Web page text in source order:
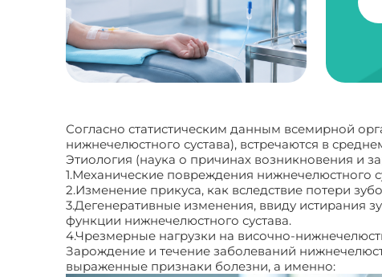
Согласно статистическим данным всемирной
нижнечелюстного сустава), встречаются в
Этиология (наука о причинах возникновения и
1.Механические повреждения нижнечелюстного
2.Изменение прикуса, как вследствие потери
3.Дегенеративные изменения, ввиду истирания
функции нижнечелюстного сустава.
4.Чрезмерные нагрузки на височно-
Зарождение и течение заболеваний
выраженные признаки болезни, а именно: